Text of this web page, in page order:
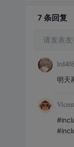
7 条回复
请发表
明天